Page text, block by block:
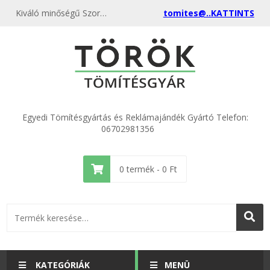
Kiváló minőségű Szortiment o-gyűrű 150 darabos kedvező áron, egyenest a gyártótól, rendeld meg most és csatlakozz a több ezer elégedett vásárlóhoz. tomites@..KATTINTS
Egyedi Tömítésgyártás és Reklámajándék Gyártó Telefon:
06702981356
0 termék - 0 Ft
KATEGÓRIÁK MENÜ